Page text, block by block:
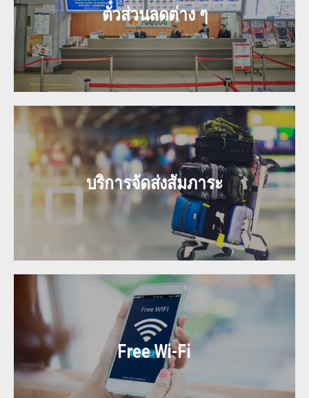
ตั๋วส่วนลดต่าง ๆ
บริการจัดส่งสัมภาระ
Free Wi-Fi